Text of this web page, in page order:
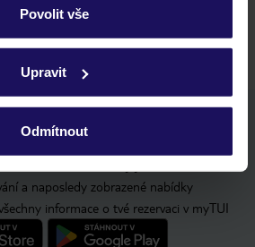
o souborech cookie naleznete v
Povolit vše
Upravit
Odmítnout
a naposledy zobrazené nabídky
informace o tvé rezervaci v myTUI